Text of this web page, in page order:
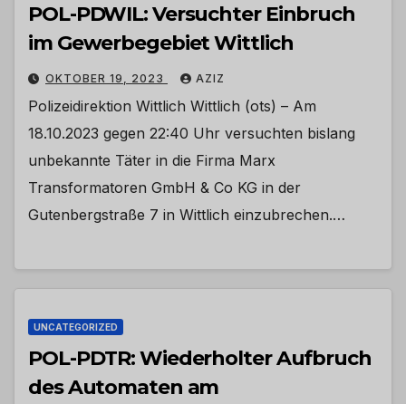
POL-PDWIL: Versuchter Einbruch
im Gewerbegebiet Wittlich
OKTOBER 19, 2023 AZIZ
Polizeidirektion Wittlich Wittlich (ots) – Am
18.10.2023 gegen 22:40 Uhr versuchten bislang
unbekannte Täter in die Firma Marx
Transformatoren GmbH & Co KG in der
Gutenbergstraße 7 in Wittlich einzubrechen.…
UNCATEGORIZED
POL-PDTR: Wiederholter Aufbruch
des Automaten am